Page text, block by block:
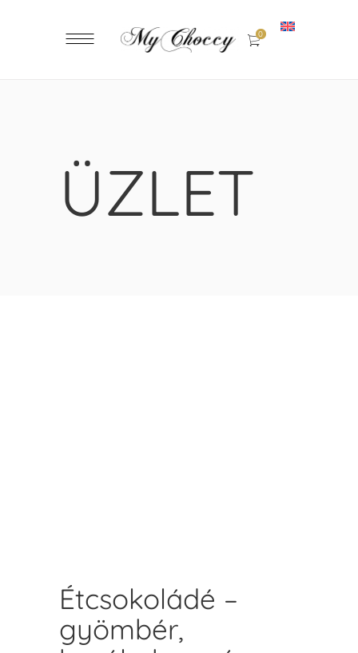
0
ÜZLET
Étcsokoládé –
gyömbér,